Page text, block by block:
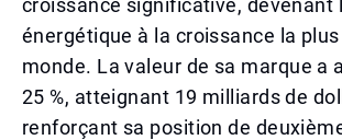
croissance significative, devenant
énergétique à la croissance la
monde. La valeur de sa marque a
25 %, atteignant 19 milliards de
renforçant sa position de